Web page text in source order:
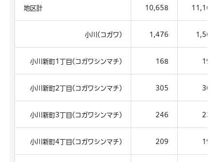
地区計 10,658 11,167
小川(コガワ) 1,476 1,569
小川新町1丁目(コガワシンマチ) 168 195
小川新町2丁目(コガワシンマチ) 305 305
小川新町3丁目(コガワシンマチ) 246 234
小川新町4丁目(コガワシンマチ) 209 191